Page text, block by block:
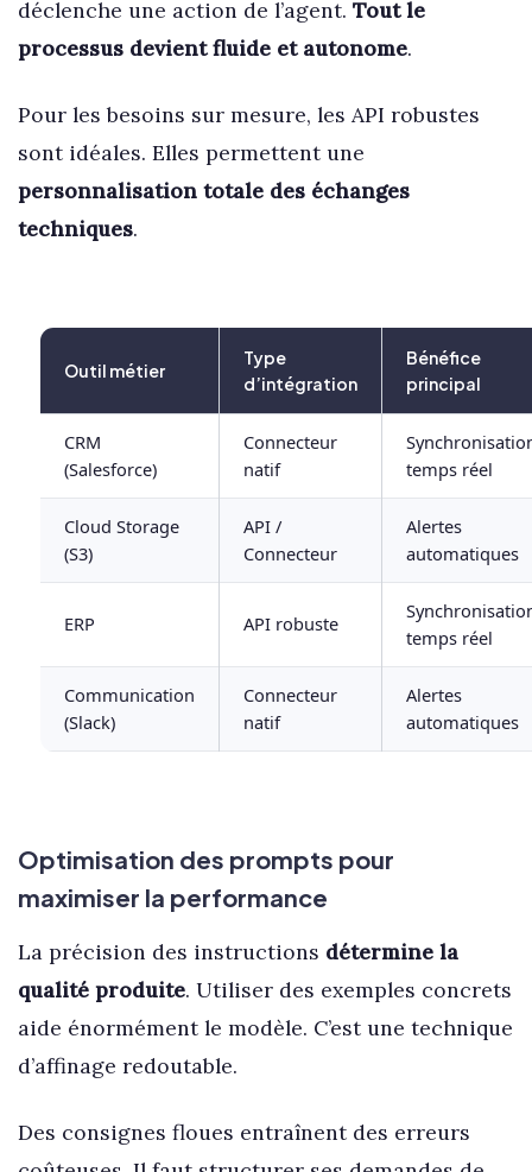
déclenche une action de l’agent. Tout le
processus devient fluide et autonome.
Pour les besoins sur mesure, les API robustes
sont idéales. Elles permettent une
personnalisation totale des échanges
techniques.
Outil métier
Type
d’intégration
Bénéfice
principal
CRM
(Salesforce)
Connecteur
natif
temps réel
Cloud Storage
(S3)
API /
Connecteur
Alertes
automatiques
ERP API robuste
temps réel
Communication
(Slack)
Connecteur
natif
Alertes
automatiques
Optimisation des prompts pour
maximiser la performance
La précision des instructions détermine la
qualité produite. Utiliser des exemples concrets
aide énormément le modèle. C’est une technique
d’affinage redoutable.
Des consignes floues entraînent des erreurs